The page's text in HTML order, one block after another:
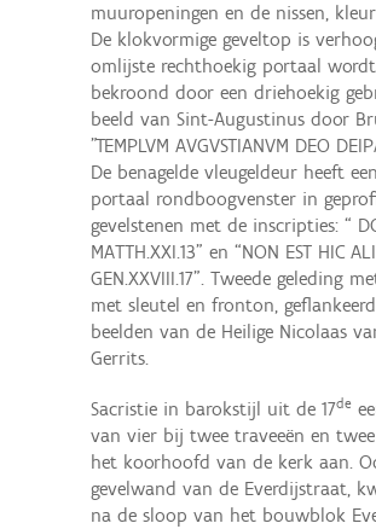
muuropeningen en de nissen,
De klokvormige geveltop is
omlijste rechthoekig portaal
bekroond door een driehoekig
beeld van Sint-Augustinus door
"TEMPLVM AVGVSTIANVM DEO
De benagelde vleugeldeur heeft
portaal rondboogvenster in
gevelstenen met de inscripties: “
MATTH.XXI.13” en “NON EST HIC
GEN.XXVIII.17”. Tweede geleding
met sleutel en fronton,
beelden van de Heilige Nicolaas
Gerrits.
Sacristie in barokstijl uit de 17de
van vier bij twee traveeën en
het koorhoofd van de kerk aan.
gevelwand van de Everdijstraat,
na de sloop van het bouwblok